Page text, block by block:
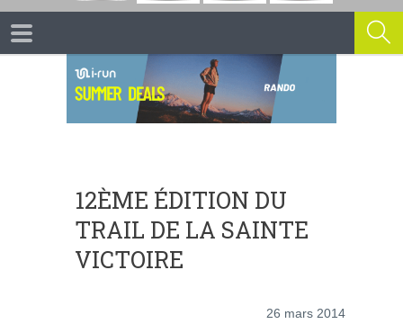
12ÈME ÉDITION DU
TRAIL DE LA SAINTE
VICTOIRE
26 mars 2014